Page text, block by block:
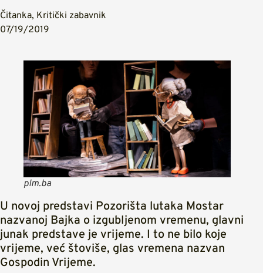
Čitanka, Kritički zabavnik
07/19/2019
plm.ba
U novoj predstavi Pozorišta lutaka Mostar
nazvanoj Bajka o izgubljenom vremenu, glavni
junak predstave je vrijeme. I to ne bilo koje
vrijeme, već štoviše, glas vremena nazvan
Gospodin Vrijeme.